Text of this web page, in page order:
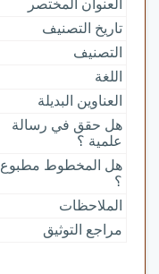
العنوان المختصر
تاريخ التصنيف
التصنيف
اللغة
العناوين البديلة
هل حقق في رسالة
علمية ؟
هل المخطوط مطبوع
؟
الملاحظات
مراجع التوثيق